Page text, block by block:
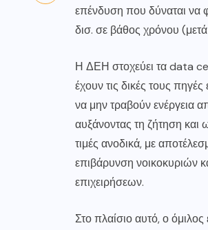
επένδυση που δύναται να
δισ. σε βάθος χρόνου
Η ΔΕΗ στοχεύει τα data
έχουν τις δικές τους
να μην τραβούν ενέργεια
αυξάνοντας τη ζήτηση και
τιμές ανοδικά, με
επιβάρυνση νοικοκυριών
επιχειρήσεων.
Στο πλαίσιο αυτό, ο όμιλος